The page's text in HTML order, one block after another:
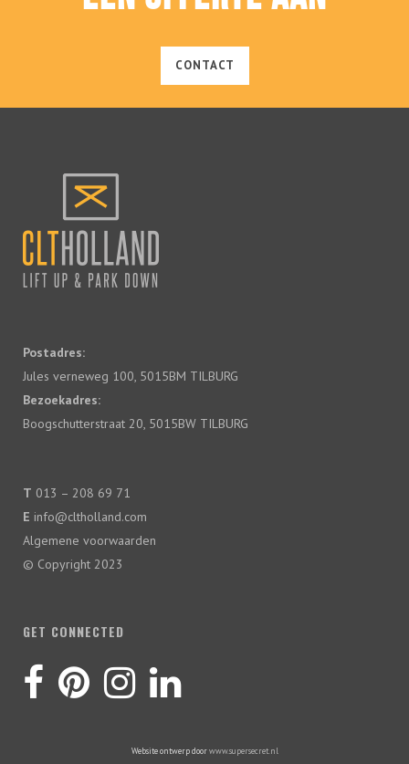
CONTACT
Postadres:
Jules verneweg 100, 5015BM TILBURG
Bezoekadres:
Boogschutterstraat 20, 5015BW TILBURG
T 013 – 208 69 71
E info@cltholland.com
Algemene voorwaarden
© Copyright 2023
GET CONNECTED
Website ontwerp doorwww.supersecret.nl